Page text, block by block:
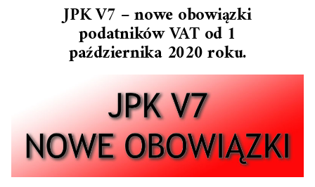
JPK V7 – nowe obowiązki
podatników VAT od 1
października 2020 roku.